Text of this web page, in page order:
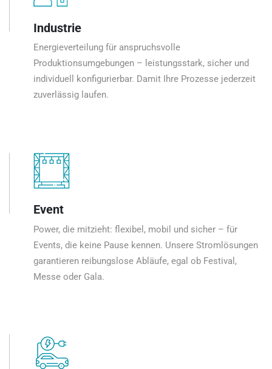
Industrie
Energieverteilung für anspruchsvolle
Produktionsumgebungen – leistungsstark, sicher und
individuell konfigurierbar. Damit Ihre Prozesse jederzeit
zuverlässig laufen.
Event
Power, die mitzieht: flexibel, mobil und sicher – für
Events, die keine Pause kennen. Unsere Stromlösungen
garantieren reibungslose Abläufe, egal ob Festival,
Messe oder Gala.